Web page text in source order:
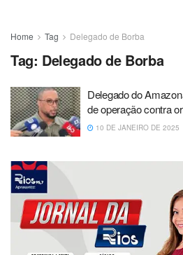
Home Tag Delegado de Borba
Tag: Delegado de Borba
Delegado do
de operação contra
10 DE JANEIRO DE 2025